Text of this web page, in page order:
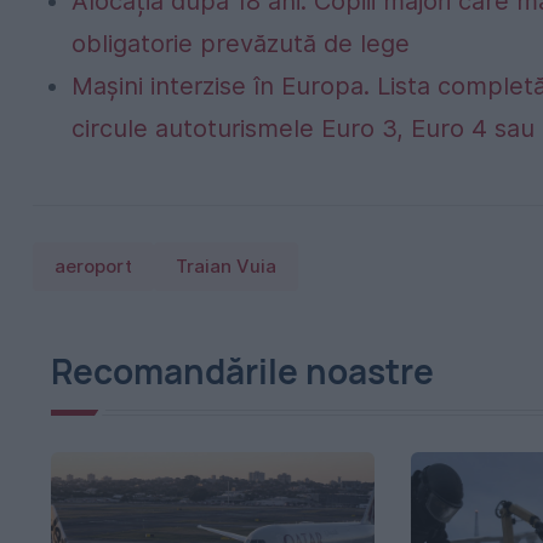
obligatorie prevăzută de lege
Mașini interzise în Europa. Lista
circule autoturismele Euro 3, Euro 4
aeroport Traian Vuia
Recomandările noastre